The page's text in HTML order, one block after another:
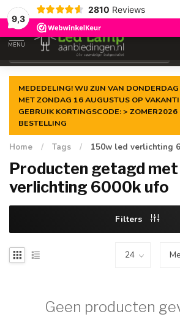
9,3
2810 Reviews
Gegarandeerde delaagste prijs
MENU
MEDEDELING! WIJ ZIJN VAN
MET ZONDAG 16 AUGUSTUS OP
GEBRUIK KORTINGSCODE: > ZOMER2026
BESTELLING
Home / Tags / 150w led verlichting
Producten getagd
verlichting 6000k ufo
Filters
Geen producten